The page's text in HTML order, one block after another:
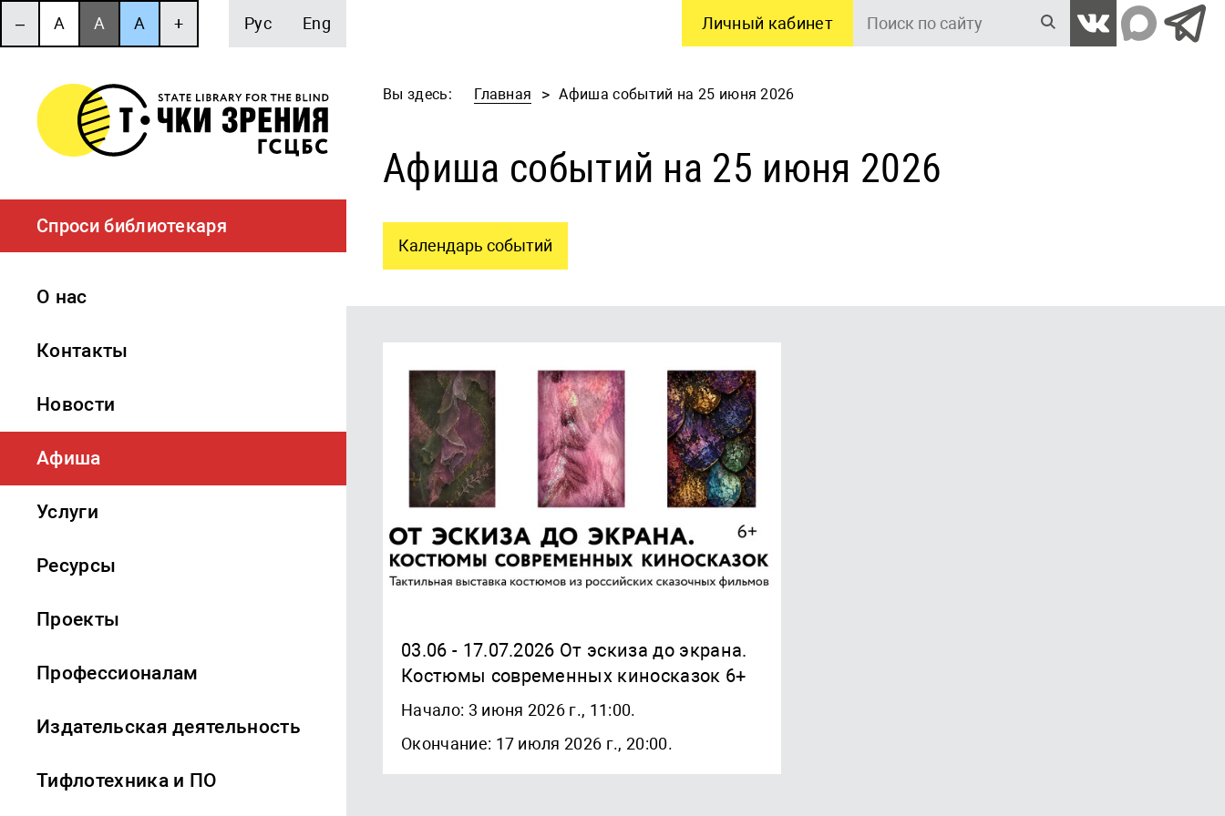
‒ A A A + Рус Eng
Спроси библиотекаря
О нас
Контакты
Новости
Афиша
Услуги
Ресурсы
Проекты
Профессионалам
Издательская деятельность
Тифлотехника и ПО
Личный кабинет
Поиск
Вы здесь: Главная Афиша событий на 25 июня 2026
Афиша событий на 25 июня 2026
Календарь событий
03.06 - 17.07.2026 От эскиза до экрана.
Костюмы современных киносказок 6+
Начало: 3 июня 2026 г., 11:00.
Окончание: 17 июля 2026 г., 20:00.